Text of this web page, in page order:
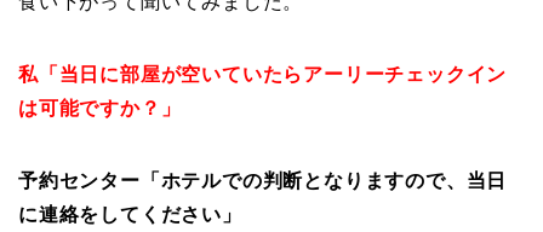
私「当日に部屋が空いていたらアーリーチェックイン
は可能ですか？」
予約センター「ホテルでの判断となりますので、当日
に連絡をしてください」